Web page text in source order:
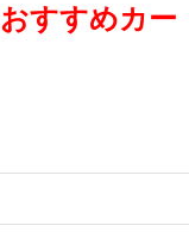
おすすめカー